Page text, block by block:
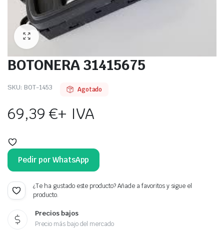
BOTONERA 31415675
SKU: BOT-1453 Agotado
69,39€+ IVA
Pedir por WhatsApp
¿Te ha gustado este producto? Añade a favoritos y sigue el
producto.
Precios bajos
Precio más bajo del mercado